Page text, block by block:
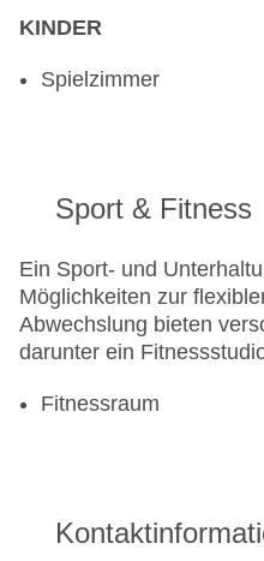
KINDER
Spielzimmer
Sport & Fitness
Ein Sport- und
Möglichkeiten zur
Abwechslung bieten
darunter ein
Fitnessraum